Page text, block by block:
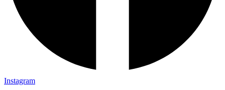
Instagram